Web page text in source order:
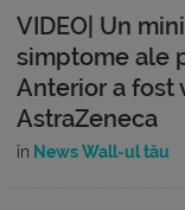
VIDEO| Un
simptome ale
Anterior a fost
AstraZeneca
în News Wall-ul tău